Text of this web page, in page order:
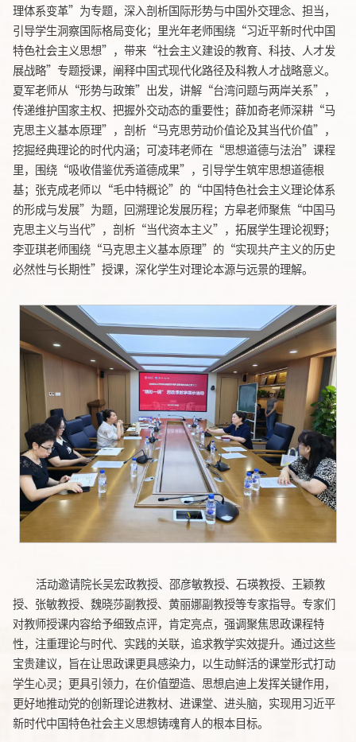
理体系变革”为专题，深入剖析国际形势与中国外交理念、担当，
引导学生洞察国际格局变化；里光年老师围绕“习近平新时代中国
特色社会主义思想”，带来“社会主义建设的教育、科技、人才发
展战略”专题授课，阐释中国式现代化路径及科教人才战略意义。
夏军老师从“形势与政策”出发，讲解“台湾问题与两岸关系”，
传递维护国家主权、把握外交动态的重要性；薛加奇老师深耕“马
克思主义基本原理”，剖析“马克思劳动价值论及其当代价值”，
挖掘经典理论的时代内涵；可凌玮老师在“思想道德与法治”课程
里，围绕“吸收借鉴优秀道德成果”，引导学生筑牢思想道德根
基；张克成老师以“毛中特概论”的“中国特色社会主义理论体系
的形成与发展”为题，回溯理论发展历程；方皋老师聚焦“中国马
克思主义与当代”，剖析“当代资本主义”，拓展学生理论视野；
李亚琪老师围绕“马克思主义基本原理”的“实现共产主义的历史
必然性与长期性”授课，深化学生对理论本源与远景的理解。
活动邀请院长吴宏政教授、邵彦敏教授、石瑛教授、王颖教
授、张敏教授、魏晓莎副教授、黄丽娜副教授等专家指导。专家们
对教师授课内容给予细致点评，肯定亮点，强调聚焦思政课程特
性，注重理论与时代、实践的关联，追求教学实效提升。通过这些
宝贵建议，旨在让思政课更具感染力，以生动鲜活的课堂形式打动
学生心灵；更具引领力，在价值塑造、思想启迪上发挥关键作用，
更好地推动党的创新理论进教材、进课堂、进头脑，实现用习近平
新时代中国特色社会主义思想铸魂育人的根本目标。